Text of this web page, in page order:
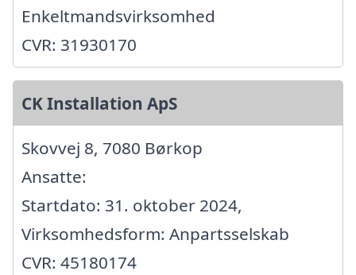
Enkeltmandsvirksomhed
CVR: 31930170
CK Installation ApS
Skovvej 8, 7080 Børkop
Ansatte:
Startdato: 31. oktober 2024,
Virksomhedsform: Anpartsselskab
CVR: 45180174